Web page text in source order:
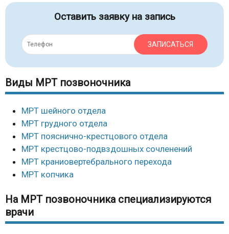
Оставить заявку на запись
ЗАПИСАТЬСЯ
Виды МРТ позвоночника
МРТ шейного отдела
МРТ грудного отдела
МРТ пояснично-крестцового отдела
МРТ крестцово-подвздошных сочленений
МРТ краниовертебрального перехода
МРТ копчика
На МРТ позвоночника специализируются
врачи